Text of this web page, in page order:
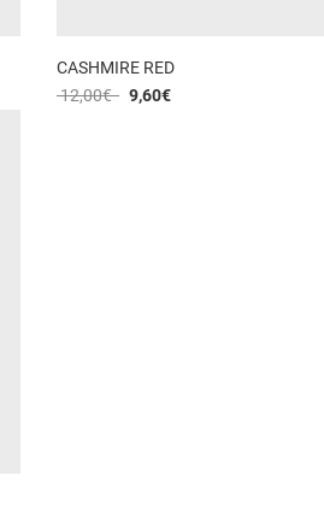
CASHMIRE RED
12,00€ 9,60€